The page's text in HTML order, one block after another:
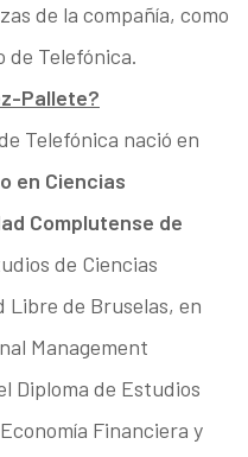
de la compañía, como
de Telefónica.
Pallete?
Telefónica nació en
en Ciencias
Complutense de
de Ciencias
Libre de Bruselas, en
Management
Diploma de Estudios
Financiera y